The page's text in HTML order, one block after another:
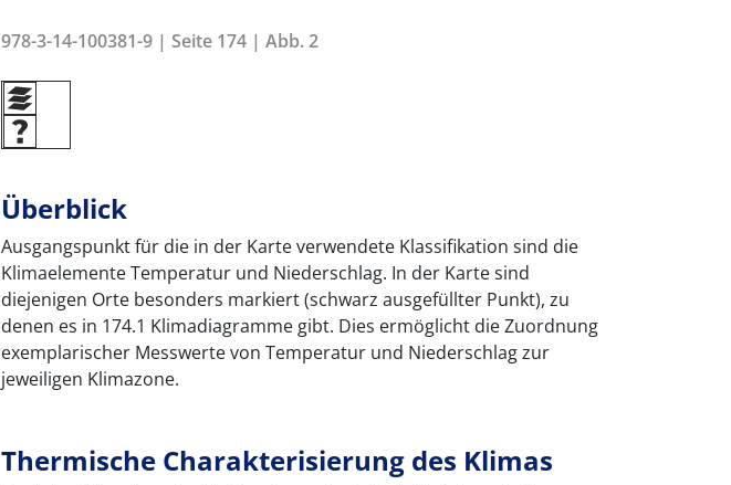
978-3-14-100381-9 | Seite 174 | Abb. 2
Überblick
Ausgangspunkt für die in der Karte verwendete Klassifikation sind die
Klimaelemente Temperatur und Niederschlag. In der Karte sind
diejenigen Orte besonders markiert (schwarz ausgefüllter Punkt), zu
denen es in 174.1 Klimadiagramme gibt. Dies ermöglicht die Zuordnung
exemplarischer Messwerte von Temperatur und Niederschlag zur
jeweiligen Klimazone.
Thermische Charakterisierung des Klimas